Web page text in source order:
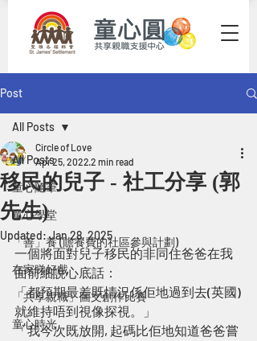
Post
All Posts
童心隨筆
童心學堂
「善」養 (贍養費的社區參與計劃)
在家睇好戲
「共享親職」圖文創作比賽
童心時光
All Posts
移民的兒子 - 社工分享 (郭
先生)
Circle of Love
Apr 25, 2022 2 min read
Updated:Jan 28, 2025
一個將面對兒子移民的非同住爸爸在我
面前細說心底話：
「都預期最差既情況係佢地過到去(英國)
就維持唔到視像探視。」
「我今次既放開, 起碼比佢地知道爸爸嘗